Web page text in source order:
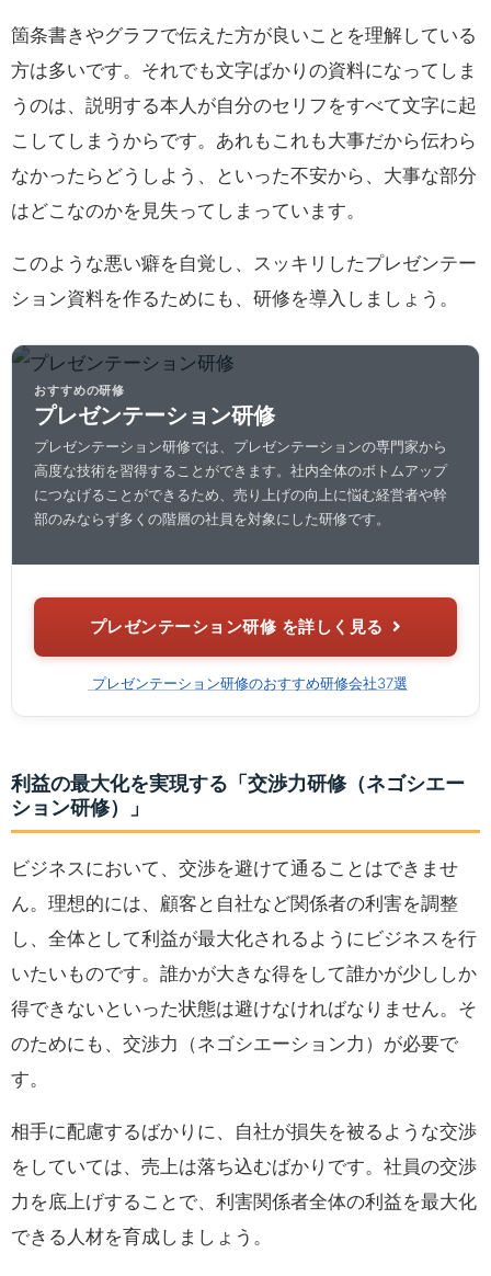
箇条書きやグラフで伝えた方が良いことを理解している
方は多いです。それでも文字ばかりの資料になってしま
うのは、説明する本人が自分のセリフをすべて文字に起
こしてしまうからです。あれもこれも大事だから伝わら
なかったらどうしよう、といった不安から、大事な部分
はどこなのかを見失ってしまっています。
このような悪い癖を自覚し、スッキリしたプレゼンテー
ション資料を作るためにも、研修を導入しましょう。
おすすめの研修
プレゼンテーション研修
プレゼンテーション研修では、プレゼンテーションの専門家から
高度な技術を習得することができます。社内全体のボトムアップ
につなげることができるため、売り上げの向上に悩む経営者や幹
部のみならず多くの階層の社員を対象にした研修です。
プレゼンテーション研修 を詳しく見る
プレゼンテーション研修のおすすめ研修会社37選
利益の最大化を実現する「交渉力研修（ネゴシエー
ション研修）」
ビジネスにおいて、交渉を避けて通ることはできませ
ん。理想的には、顧客と自社など関係者の利害を調整
し、全体として利益が最大化されるようにビジネスを行
いたいものです。誰かが大きな得をして誰かが少ししか
得できないといった状態は避けなければなりません。そ
のためにも、交渉力（ネゴシエーション力）が必要で
す。
相手に配慮するばかりに、自社が損失を被るような交渉
をしていては、売上は落ち込むばかりです。社員の交渉
力を底上げすることで、利害関係者全体の利益を最大化
できる人材を育成しましょう。